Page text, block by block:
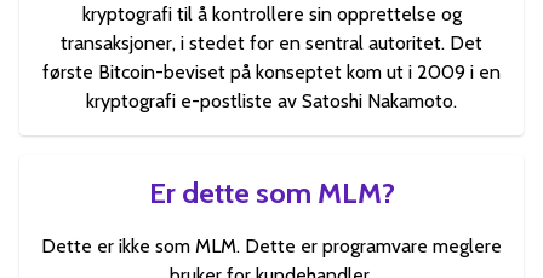
kryptografi til å kontrollere sin opprettelse og
transaksjoner, i stedet for en sentral autoritet. Det
første Bitcoin-beviset på konseptet kom ut i 2009 i en
kryptografi e-postliste av Satoshi Nakamoto.
Er dette som MLM?
Dette er ikke som MLM. Dette er programvare meglere